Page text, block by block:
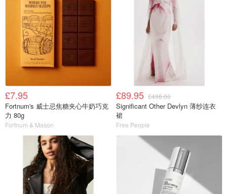
£7.95
Fortnum's 威士忌焦糖夹心牛奶巧克
力 80g
Fortnum & Mason
£89.95 £498.00
Significant Other Devlyn 薄纱连衣
裙
Free People